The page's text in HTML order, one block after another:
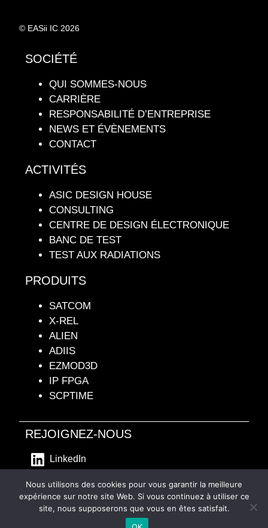
© EASii IC 2026
SOCIÉTÉ
QUI SOMMES-NOUS
CARRIÈRE
RESPONSABILITÉ D’ENTREPRISE
NEWS ET ÉVÈNEMENTS
CONTACT
ACTIVITÉS
ASIC DESIGN HOUSE
CONSULTING
CENTRE DE DESIGN ÉLECTRONIQUE
BANC DE TEST
TEST AUX RADIATIONS
PRODUITS
SATCOM
X-REL
ALIEN
ADIIS
EZMOD3D
IP FPGA
SCPTIME
REJOIGNEZ-NOUS
LinkedIn
- Mentions Légales -
English(Anglais) Français
Nous utilisons des cookies pour vous garantir la meilleure
expérience sur notre site Web. Si vous continuez à utiliser ce
site, nous supposerons que vous en êtes satisfait.